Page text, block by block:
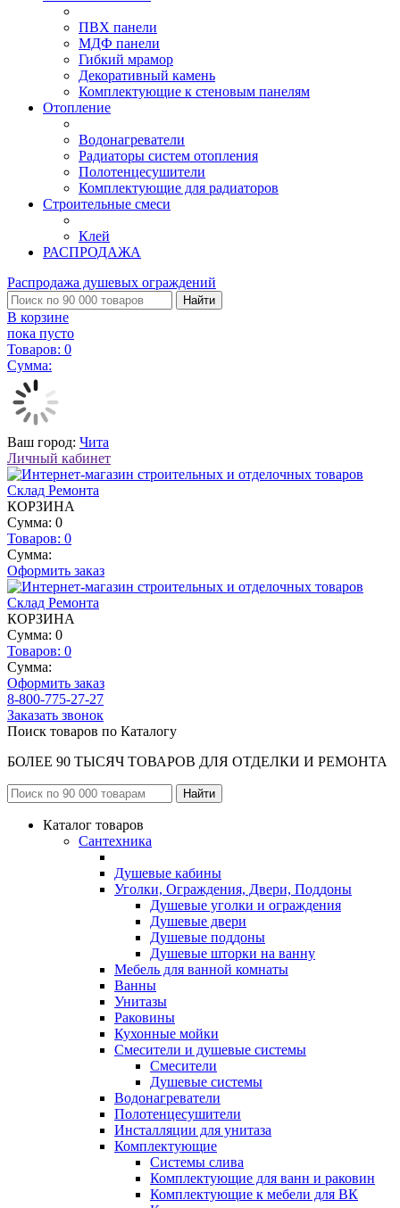
ПВХ панели
МДФ панели
Гибкий мрамор
Декоративный камень
Комплектующие к стеновым панелям
Отопление
Водонагреватели
Радиаторы систем отопления
Полотенцесушители
Комплектующие для радиаторов
Строительные смеси
Клей
РАСПРОДАЖА
Распродажа душевых ограждений
Найти
В корзине
пока пусто
Товаров: 0
Сумма:
Ваш город: Чита
Личный кабинет
КОРЗИНА
Сумма: 0
Товаров: 0
Сумма:
Оформить заказ
КОРЗИНА
Сумма: 0
Товаров: 0
Сумма:
Оформить заказ
8-800-775-27-27
Заказать звонок
Поиск товаров по Каталогу
БОЛЕЕ 90 ТЫСЯЧ ТОВАРОВ ДЛЯ ОТДЕЛКИ И РЕМОНТА
Каталог товаров
Сантехника
Душевые кабины
Уголки, Ограждения, Двери, Поддоны
Душевые уголки и ограждения
Душевые двери
Душевые поддоны
Душевые шторки на ванну
Мебель для ванной комнаты
Ванны
Унитазы
Раковины
Кухонные мойки
Смесители и душевые системы
Смесители
Душевые системы
Водонагреватели
Полотенцесушители
Инсталляции для унитаза
Комплектующие
Системы слива
Комплектующие для ванн и раковин
Комплектующие к мебели для ВК